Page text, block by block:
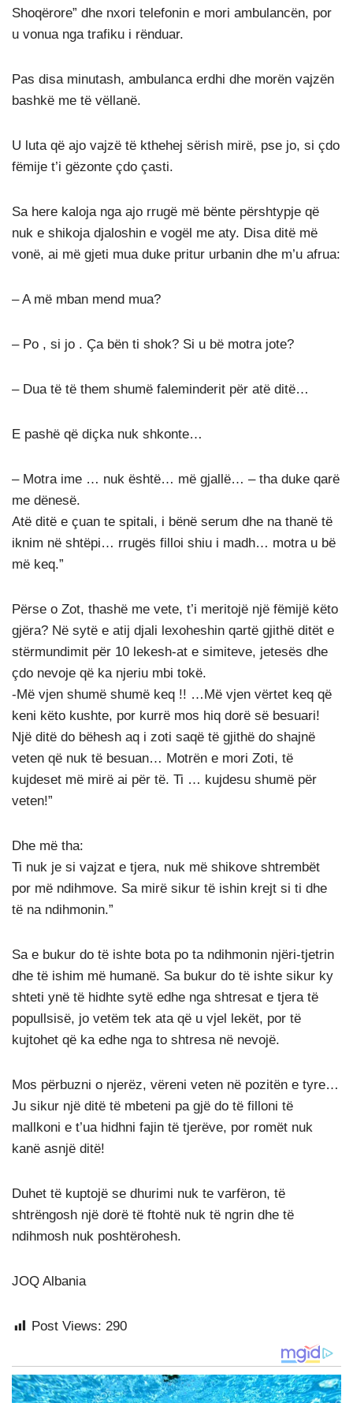
Shoqërore” dhe nxori telefonin e mori ambulancën, por
u vonua nga trafiku i rënduar.
Pas disa minutash, ambulanca erdhi dhe morën vajzën
bashkë me të vëllanë.
U luta që ajo vajzë të kthehej sërish mirë, pse jo, si çdo
fëmije t’i gëzonte çdo çasti.
Sa here kaloja nga ajo rrugë më bënte përshtypje që
nuk e shikoja djaloshin e vogël me aty. Disa ditë më
vonë, ai më gjeti mua duke pritur urbanin dhe m’u afrua:
– A më mban mend mua?
– Po , si jo . Ça bën ti shok? Si u bë motra jote?
– Dua të të them shumë faleminderit për atë ditë…
E pashë që diçka nuk shkonte…
– Motra ime … nuk është… më gjallë… – tha duke qarë
me dënesë.
Atë ditë e çuan te spitali, i bënë serum dhe na thanë të
iknim në shtëpi… rrugës filloi shiu i madh… motra u bë
më keq.”
Përse o Zot, thashë me vete, t’i meritojë një fëmijë këto
gjëra? Në sytë e atij djali lexoheshin qartë gjithë ditët e
stërmundimit për 10 lekesh-at e simiteve, jetesës dhe
çdo nevoje që ka njeriu mbi tokë.
-Më vjen shumë shumë keq !! …Më vjen vërtet keq që
keni këto kushte, por kurrë mos hiq dorë së besuari!
Një ditë do bëhesh aq i zoti saqë të gjithë do shajnë
veten që nuk të besuan… Motrën e mori Zoti, të
kujdeset më mirë ai për të. Ti … kujdesu shumë për
veten!”
Dhe më tha:
Ti nuk je si vajzat e tjera, nuk më shikove shtrembët
por më ndihmove. Sa mirë sikur të ishin krejt si ti dhe
të na ndihmonin.”
Sa e bukur do të ishte bota po ta ndihmonin njëri-tjetrin
dhe të ishim më humanë. Sa bukur do të ishte sikur ky
shteti ynë të hidhte sytë edhe nga shtresat e tjera të
popullsisë, jo vetëm tek ata që u vjel lekët, por të
kujtohet që ka edhe nga to shtresa në nevojë.
Mos përbuzni o njerëz, vëreni veten në pozitën e tyre…
Ju sikur një ditë të mbeteni pa gjë do të filloni të
mallkoni e t’ua hidhni fajin të tjerëve, por romët nuk
kanë asnjë ditë!
Duhet të kuptojë se dhurimi nuk te varfëron, të
shtrëngosh një dorë të ftohtë nuk të ngrin dhe të
ndihmosh nuk poshtërohesh.
JOQ Albania
Post Views: 290